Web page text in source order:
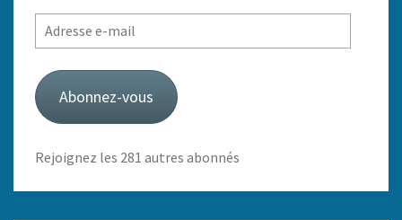
Adresse
e-
mail
Abonnez-vous
Rejoignez les 281 autres abonnés